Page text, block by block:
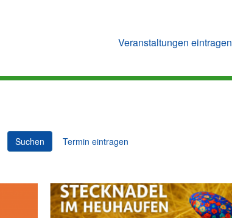
Veranstaltungen eintragen
Suchen Termin eintragen